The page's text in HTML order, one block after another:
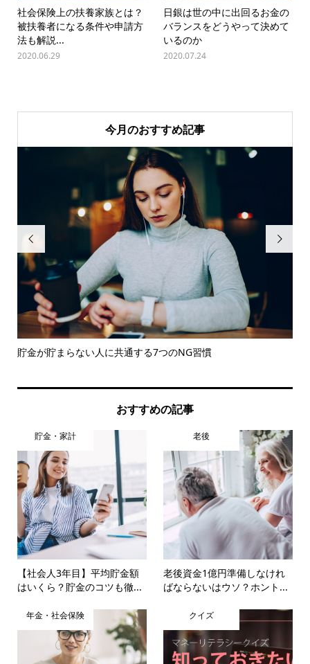
社会保険上の扶養家族とは？
被扶養者になる条件や申請方
法も解説...
2020.06.29
日銀は世の中に出回るお金の
バランスをどうやって決めて
いるのか
2020.07.24
今月のおすすめ記事

貯金が貯まらない人に共通する7つのNG習慣

おすすめの記事
貯金・家計
【社会人3年目】平均貯金額
はいくら？貯金のコツも徹...
老後
老後資金1億円準備しなけれ
ばならないはウソ？ホント...
年金・社会保険 クイズ